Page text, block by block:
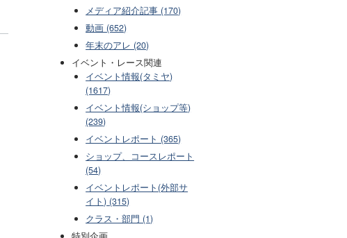
メディア紹介記事 (170)
動画 (652)
年末のアレ (20)
イベント・レース関連
イベント情報(タミヤ)
(1617)
イベント情報(ショップ等)
(239)
イベントレポート (365)
ショップ、コースレポート
(54)
イベントレポート(外部サ
イト) (315)
クラス・部門 (1)